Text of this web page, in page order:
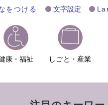
をつける 文字設定
康・福祉 しごと・産業